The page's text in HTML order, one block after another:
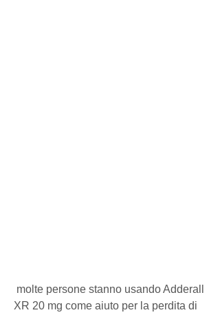
XR 20 mg come aiuto per la perdita di